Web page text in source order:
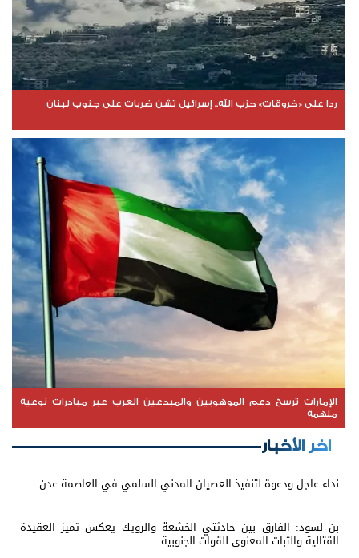
ردا على «خروقات» حزب الله.. إسرائيل تشن ضربات على جنوب لبنان
الإمارات ترسخ دعم الموهوبين والمبدعين العرب عبر مبادرات نوعية
ملهمة
اخر الأخبار
نداء عاجل ودعوة لتنفيذ العصيان المدني السلمي في العاصمة عدن
بن لسود: الفارق بين حادثتي الخشعة والرويك يعكس تميز العقيدة
القتالية والثبات المعنوي للقوات الجنوبية